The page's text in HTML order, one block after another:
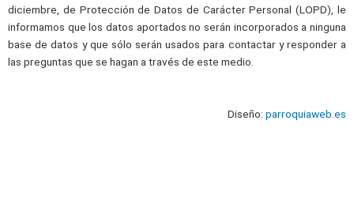
diciembre, de Protección de Datos de Carácter Personal (LOPD), le
informamos que los datos aportados no serán incorporados a ninguna
base de datos y que sólo serán usados para contactar y responder a
las preguntas que se hagan a través de este medio.
Diseño: parroquiaweb.es